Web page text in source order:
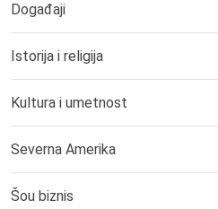
Događaji
Istorija i religija
Kultura i umetnost
Severna Amerika
Šou biznis